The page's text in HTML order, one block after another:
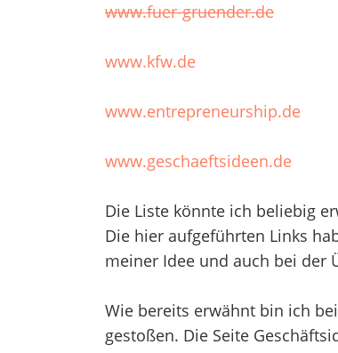
www.fuer-gruender.de
www.kfw.de
www.entrepreneurship.de
www.geschaeftsideen.de
Die Liste könnte ich beliebig
Die hier aufgeführten Links
meiner Idee und auch bei der
Wie bereits erwähnt bin ich
gestoßen. Die Seite